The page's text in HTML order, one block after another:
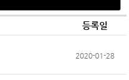
등록일
2020-01-28